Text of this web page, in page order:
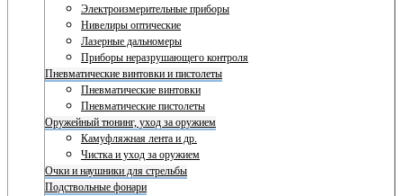
Электроизмерительные приборы
Нивелиры оптические
Лазерные дальномеры
Приборы неразрушающего контроля
Пневматические винтовки и пистолеты
Пневматические винтовки
Пневматические пистолеты
Оружейный тюнинг, уход за оружием
Камуфляжная лента и др.
Чистка и уход за оружием
Очки и наушники для стрельбы
Подствольные фонари